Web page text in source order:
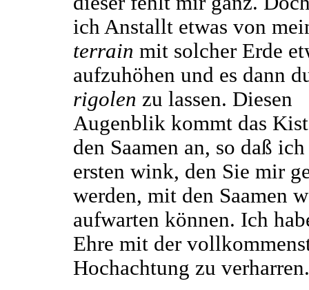
ich Anstallt etwas von
terrain mit solcher Erde
aufzuhöhen und es dann
rigolen zu lassen. Diesen
Augenblik kommt das
den Saamen an, so daß
ersten wink, den Sie mir
werden, mit den Saamen
aufwarten können. Ich
Ehre mit der
Hochachtung zu verharren.